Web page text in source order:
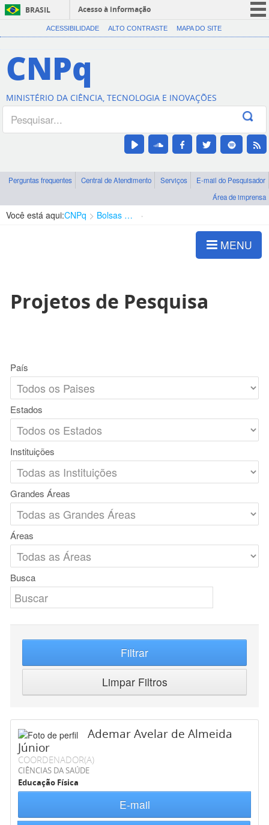
BRASIL
Acesso à informação
CORONAVÍRUS (COVID-19)
Canais
ACESSIBILIDADE ALTO CONTRASTE MAPA DO SITE
CNPq
MINISTÉRIO DA CIÊNCIA, TECNOLOGIA E INOVAÇÕES
Perguntas frequentes Central de Atendimento Serviços
E-mail do Pesquisador
Área de imprensa
Você está aqui:CNPq Bolsas e Auxílios Vigentes
MENU
Projetos de Pesquisa
País
Estados
Instituições
Grandes Áreas
Áreas
Busca
Filtrar
Limpar Filtros
Ademar Avelar de Almeida
Júnior
COORDENADOR(A)
CIÊNCIAS DA SAÚDE
Educação Física
E-mail